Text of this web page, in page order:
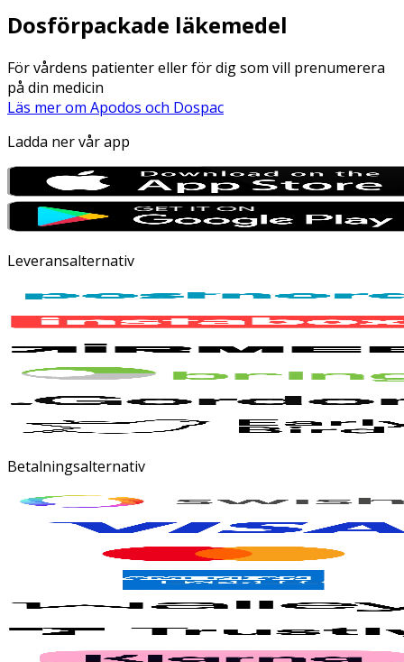
Dosförpackade läkemedel
För vårdens patienter eller för dig som vill prenumerera
på din medicin
Läs mer om Apodos och Dospac
Ladda ner vår app
Leveransalternativ
Betalningsalternativ